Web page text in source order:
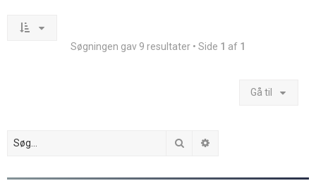
Søgningen gav 9 resultater • Side 1 af 1
Gå til
Søg